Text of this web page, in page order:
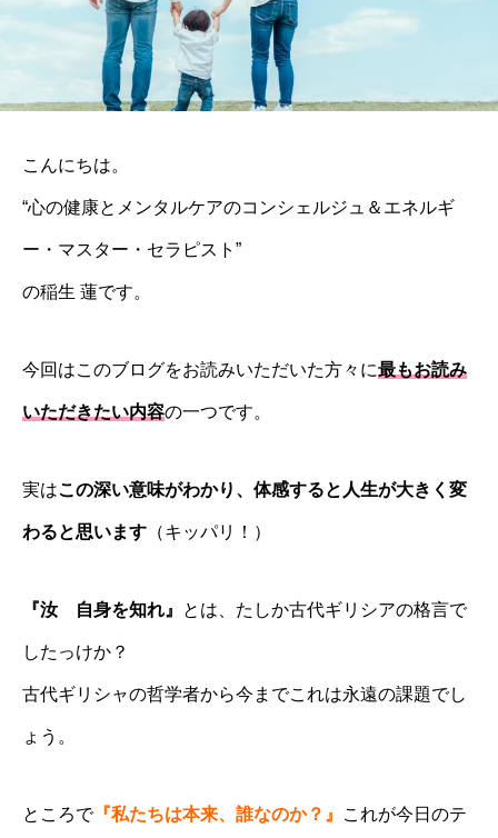
こんにちは。
“心の健康とメンタルケアのコンシェルジュ＆エネルギ
ー・マスター・セラピスト”
の稲生 蓮です。
今回はこのブログをお読みいただいた方々に最もお読み
いただきたい内容の一つです。
実はこの深い意味がわかり、体感すると人生が大きく変
わると思います （キッパリ！）
『汝 自身を知れ』 とは、たしか古代ギリシアの格言で
したっけか？
古代ギリシャの哲学者から今までこれは永遠の課題でし
ょう。
ところで『私たちは本来、誰なのか？』 これが今日のテ